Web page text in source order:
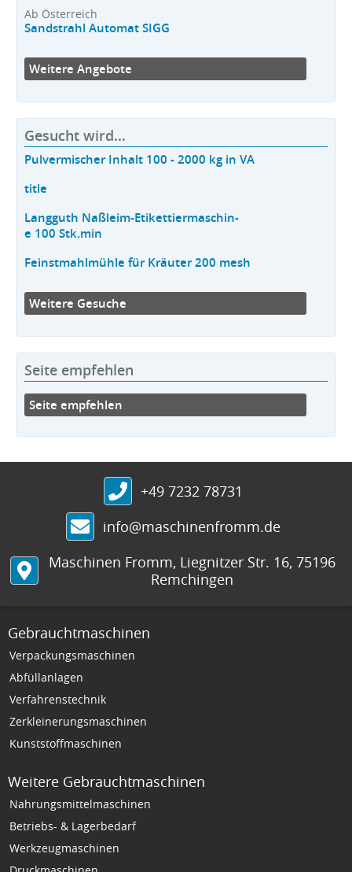
Ab Österreich
Sandstrahl Automat SIGG
Weitere Angebote
Gesucht wird...
Pulvermischer Inhalt 100 - 2000 kg in VA
title
Langguth Naßleim-Etikettiermaschin-
e 100 Stk.min
Feinstmahlmühle für Kräuter 200 mesh
Weitere Gesuche
Seite empfehlen
Seite empfehlen
+49 7232 78731
info@maschinenfromm.de
Maschinen Fromm, Liegnitzer Str. 16, 75196
Remchingen
Gebrauchtmaschinen
Verpackungsmaschinen
Abfüllanlagen
Verfahrenstechnik
Zerkleinerungsmaschinen
Kunststoffmaschinen
Weitere Gebrauchtmaschinen
Nahrungsmittelmaschinen
Betriebs- & Lagerbedarf
Werkzeugmaschinen